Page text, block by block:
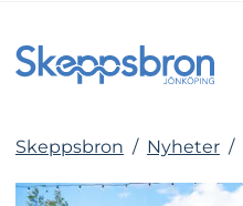
Skeppsbron / Nyheter /